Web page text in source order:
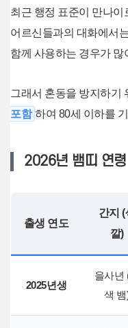
최근 행정 표준이 만나
어르신들과의 대화에서
함께 사용하는 경우가 많
그래서 혼동을 방지하기
포함 하여 80세 이하를
2026년 뱀띠 연
출생 연도
간지 (
깔)
2025년생
을사년
색 뱀